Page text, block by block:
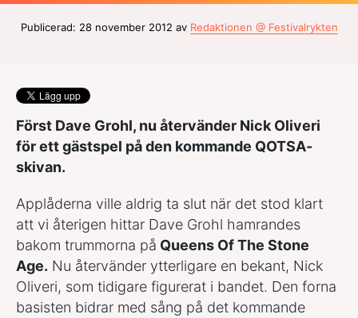
Publicerad: 28 november 2012 av Redaktionen @ Festivalrykten
Först Dave Grohl, nu återvänder Nick Oliveri
för ett gästspel på den kommande QOTSA-
skivan.
Applåderna ville aldrig ta slut när det stod klart
att vi återigen hittar Dave Grohl hamrandes
bakom trummorna på Queens Of The Stone
Age. Nu återvänder ytterligare en bekant, Nick
Oliveri, som tidigare figurerat i bandet. Den forna
basisten bidrar med sång på det kommande